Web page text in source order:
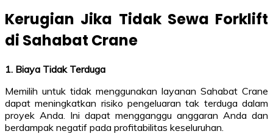
Kerugian Jika Tidak Sewa Forklift
di Sahabat Crane
1. Biaya Tidak Terduga
Memilih untuk tidak menggunakan layanan Sahabat Crane
dapat meningkatkan risiko pengeluaran tak terduga dalam
proyek Anda. Ini dapat mengganggu anggaran Anda dan
berdampak negatif pada profitabilitas keseluruhan.